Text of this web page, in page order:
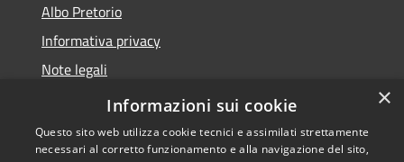
Albo Pretorio
Informativa privacy
Note legali
Dichiarazione di accessibilità
×
Informazioni sui cookie
Questo sito web utilizza cookie tecnici e assimilati strettamente
necessari al corretto funzionamento e alla navigazione del sito,